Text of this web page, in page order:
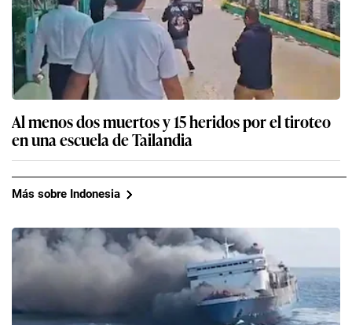
Al menos dos muertos y 15 heridos por el tiroteo
en una escuela de Tailandia
Más sobre Indonesia